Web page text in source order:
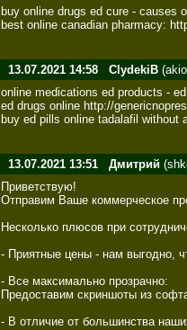
buy online drugs ed cure - causes
best online canadian pharmacy:
13.07.2021 14:58 ClydekiB
online medications ed products -
ed drugs online http://
buy ed pills online tadalafil without
13.07.2021 13:51 Дмитрий
Приветствую!
Отправим Ваше коммерческое
Несколько плюсов при
- Приятные цены - нам выгодно,
- Все максимально прозрачно:
Предоставим скриншоты из
- В отличие от большинства